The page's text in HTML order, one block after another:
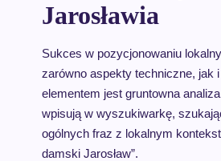
Jarosławia
Sukces w pozycjonowaniu
zarówno aspekty techniczne, jak
elementem jest gruntowna
wpisują w wyszukiwarkę,
ogólnych fraz z lokalnym
damski Jarosław”.